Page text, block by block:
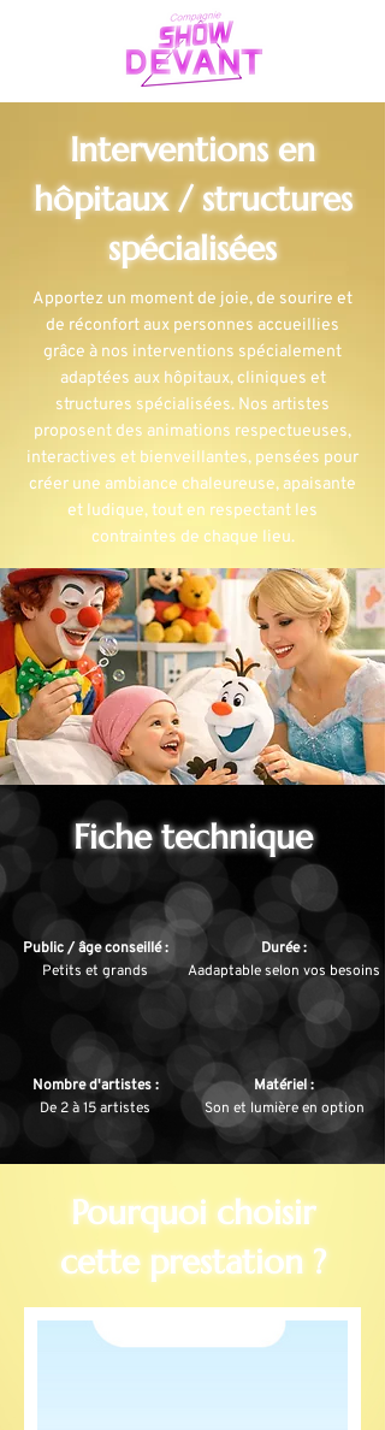
Interventions en
hôpitaux / structures
spécialisées
Apportez un moment de joie, de sourire et
de réconfort aux personnes accueillies
grâce à nos interventions spécialement
adaptées aux hôpitaux, cliniques et
structures spécialisées. Nos artistes
proposent des animations respectueuses,
interactives et bienveillantes, pensées pour
créer une ambiance chaleureuse, apaisante
et ludique, tout en respectant les
contraintes de chaque lieu.
Fiche technique
Public / âge conseillé :
Petits et grands
Nombre d'artistes :
De 2 à 15 artistes
Durée :
Aadaptable selon vos besoins
Matériel :
Son et lumière en option
Pourquoi choisir
cette prestation ?